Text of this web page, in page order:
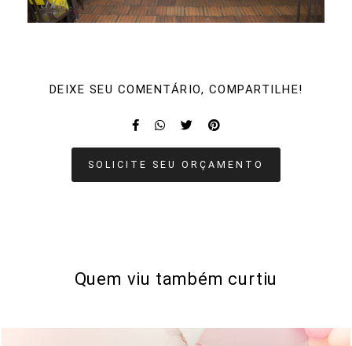
DEIXE SEU COMENTÁRIO, COMPARTILHE!
SOLICITE SEU ORÇAMENTO
Quem viu também curtiu